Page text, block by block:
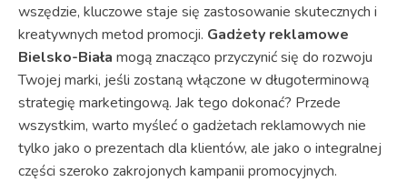
wszędzie, kluczowe staje się zastosowanie skutecznych i
kreatywnych metod promocji. Gadżety reklamowe
Bielsko-Biała mogą znacząco przyczynić się do rozwoju
Twojej marki, jeśli zostaną włączone w długoterminową
strategię marketingową. Jak tego dokonać? Przede
wszystkim, warto myśleć o gadżetach reklamowych nie
tylko jako o prezentach dla klientów, ale jako o integralnej
części szeroko zakrojonych kampanii promocyjnych.